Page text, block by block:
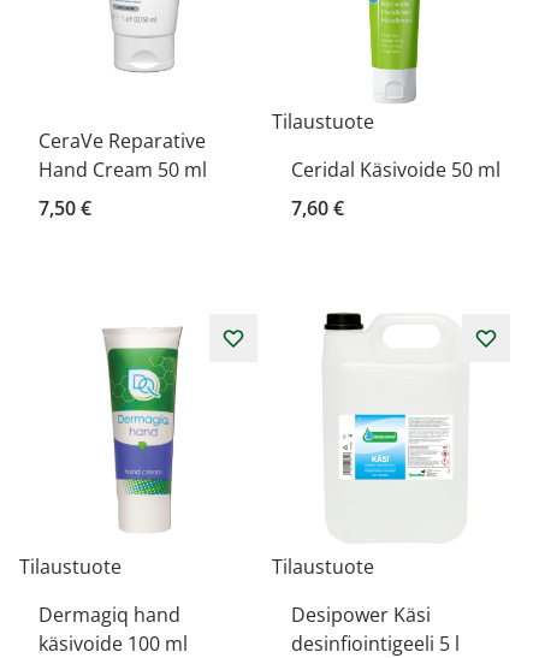
CeraVe Reparative
Hand Cream 50 ml
7,50 €
Tilaustuote
Ceridal Käsivoide 50 ml
7,60 €
Tilaustuote
Dermagiq hand
käsivoide 100 ml
Tilaustuote
Desipower Käsi
desinfiointigeeli 5 l